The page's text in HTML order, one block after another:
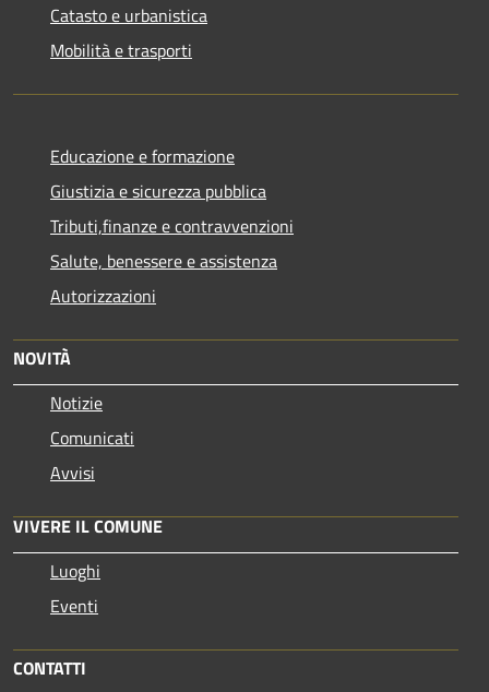
Catasto e urbanistica
Mobilità e trasporti
Educazione e formazione
Giustizia e sicurezza pubblica
Tributi,finanze e contravvenzioni
Salute, benessere e assistenza
Autorizzazioni
NOVITÀ
Notizie
Comunicati
Avvisi
VIVERE IL COMUNE
Luoghi
Eventi
CONTATTI